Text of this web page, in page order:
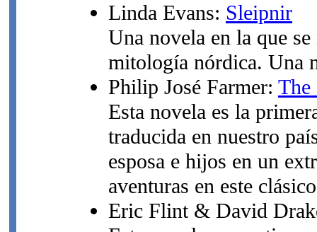
Linda Evans: Sleipnir
Una novela en la que
mitología nórdica. Una
Philip José Farmer: The
Esta novela es la
traducida en nuestro
esposa e hijos en un
aventuras en este
Eric Flint & David